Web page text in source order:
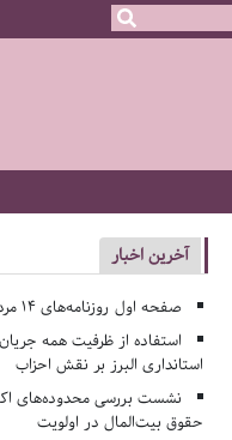
آخرین اخبار
صفحه اول روزنامه‌های 14 مرداد 1405
استفاده از ظرفیت همه
استانداری البرز بر نقش احزاب
نشست بررسی محدوده‌های
حقوق بیت‌المال در اولویت